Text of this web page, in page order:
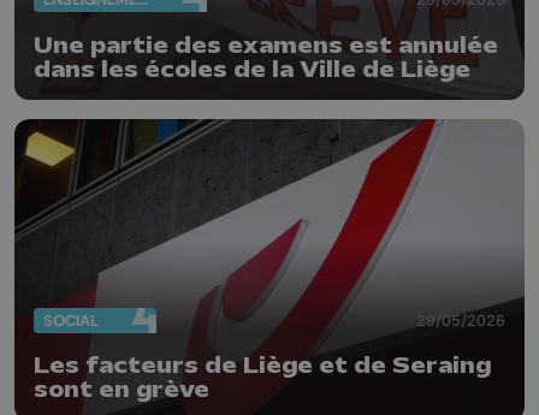
Une partie des examens est annulée
dans les écoles de la Ville de Liège
SOCIAL 29/05/2026
Les facteurs de Liège et de Seraing
sont en grève